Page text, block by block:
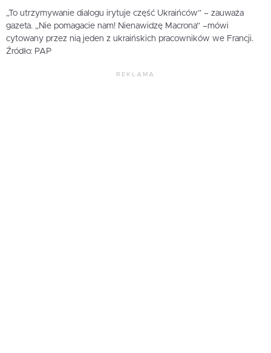
„To utrzymywanie dialogu irytuje część Ukraińców” – zauważa
gazeta. „Nie pomagacie nam! Nienawidzę Macrona” –mówi
cytowany przez nią jeden z ukraińskich pracowników we Francji.
Źródło: PAP
REKLAMA